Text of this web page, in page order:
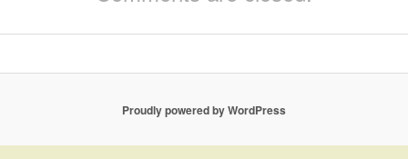
Proudly powered by WordPress